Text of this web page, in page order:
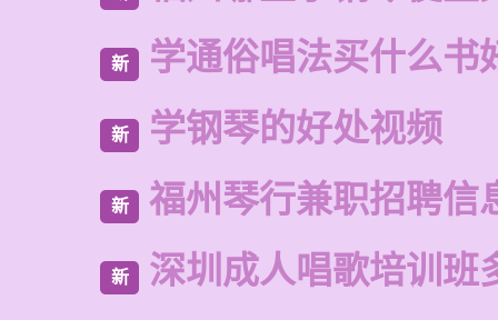
新 学通俗唱法买什么书
新 学钢琴的好处视频
新 福州琴行兼职招聘信
新 深圳成人唱歌培训班